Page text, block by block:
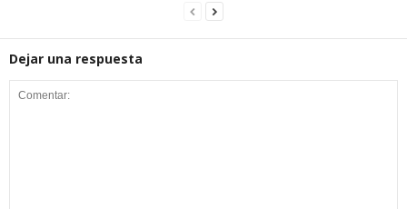
Dejar una respuesta